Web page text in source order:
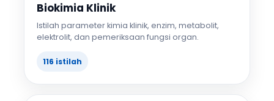
Biokimia Klinik
Istilah parameter kimia klinik, enzim, metabolit,
elektrolit, dan pemeriksaan fungsi organ.
116 istilah